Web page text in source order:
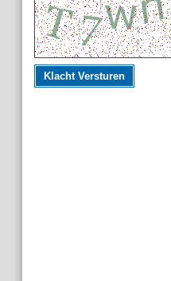
Klacht Versturen